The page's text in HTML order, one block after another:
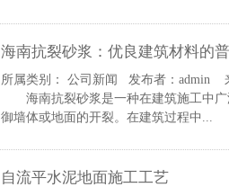
海南抗裂砂浆：优良建筑材料的
所属类别： 公司新闻 发布者：admin
海南抗裂砂浆是一种在建筑施工中广
御墙体或地面的开裂。在建筑过程中...
自流平水泥地面施工工艺